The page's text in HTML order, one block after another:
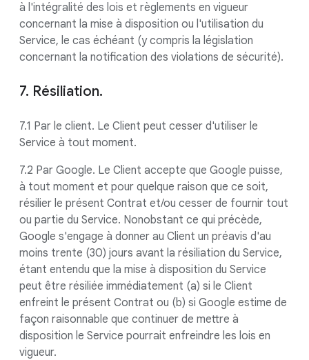
à l'intégralité des lois et règlements en vigueur
concernant la mise à disposition ou l'utilisation du
Service, le cas échéant (y compris la législation
concernant la notification des violations de sécurité).
7. Résiliation.
7.1 Par le client. Le Client peut cesser d'utiliser le
Service à tout moment.
7.2 Par Google. Le Client accepte que Google puisse,
à tout moment et pour quelque raison que ce soit,
résilier le présent Contrat et/ou cesser de fournir tout
ou partie du Service. Nonobstant ce qui précède,
Google s'engage à donner au Client un préavis d'au
moins trente (30) jours avant la résiliation du Service,
étant entendu que la mise à disposition du Service
peut être résiliée immédiatement (a) si le Client
enfreint le présent Contrat ou (b) si Google estime de
façon raisonnable que continuer de mettre à
disposition le Service pourrait enfreindre les lois en
vigueur.